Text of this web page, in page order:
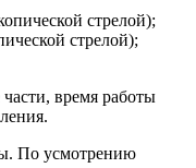
стрелой);
стрелой);
время работы
По усмотрению